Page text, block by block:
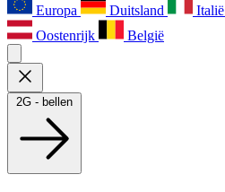
Europa Duitsland Italië
Oostenrijk
België
2G - bellen